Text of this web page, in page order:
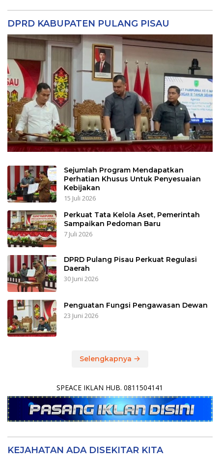
DPRD KABUPATEN PULANG PISAU
Sejumlah Program Mendapatkan
Perhatian Khusus Untuk Penyesuaian
Kebijakan
15 Juli 2026
Perkuat Tata Kelola Aset, Pemerintah
Sampaikan Pedoman Baru
7 Juli 2026
DPRD Pulang Pisau Perkuat Regulasi
Daerah
30 Juni 2026
Penguatan Fungsi Pengawasan Dewan
23 Juni 2026
Selengkapnya
SPEACE IKLAN HUB. 0811504141
KEJAHATAN ADA DISEKITAR KITA